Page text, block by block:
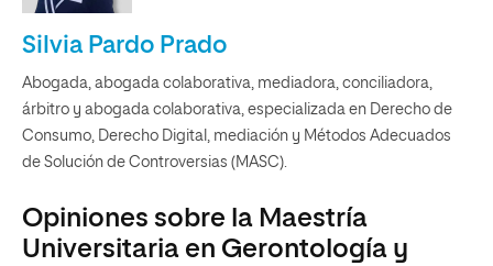
Silvia Pardo Prado
Abogada, abogada colaborativa, mediadora, conciliadora,
árbitro y abogada colaborativa, especializada en Derecho de
Consumo, Derecho Digital, mediación y Métodos Adecuados
de Solución de Controversias (MASC).
Opiniones sobre la Maestría
Universitaria en Gerontología y